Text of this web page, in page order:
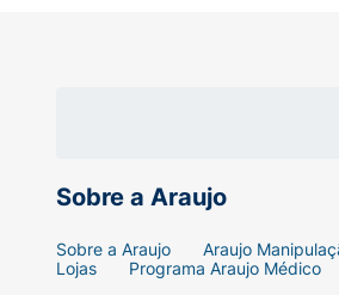
Sobre a Araujo
Sobre a Araujo Araujo
Lojas
Programa Araujo Médico